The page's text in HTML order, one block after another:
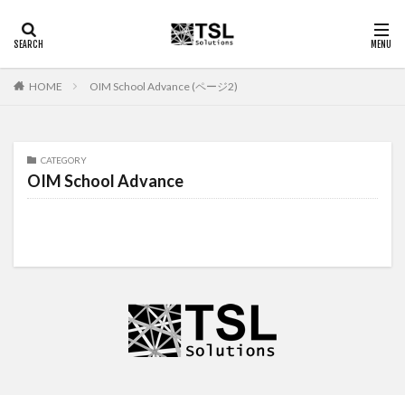
HOME OIM School Advance (ページ2)
CATEGORY
OIM School Advance